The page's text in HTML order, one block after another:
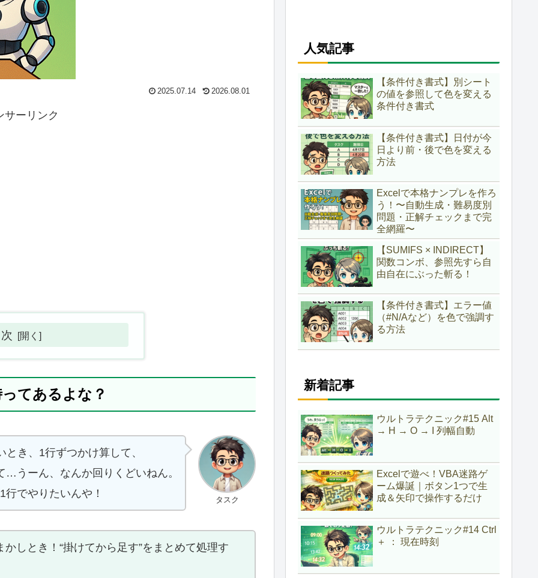
2025.07.14 2026.08.01
サーリンク
てあるよな？
タスク
き、1行ずつかけ算して、
うーん、なんか回りくどいねん。
行でやりたいんや！
しとき！“掛けてから足す”をまとめて処理す
人気記事
【条件付き書式】別シート
の値を参照して色を変える
条件付き書式
【条件付き書式】日付が今
日より前・後で色を変える
方法
Excelで本格ナンプレを作ろ
う！〜自動生成・難易度別
問題・正解チェックまで完
全網羅〜
【SUMIFS × INDIRECT】
関数コンボ、参照先すら自
由自在にぶった斬る！
【条件付き書式】エラー値
（#N/Aなど）を色で強調す
る方法
新着記事
ウルトラテクニック#15 Alt
→ H → O → I 列幅自動
Excelで遊べ！VBA迷路ゲ
ーム爆誕｜ボタン1つで生
成＆矢印で操作するだけ
ウルトラテクニック#14 Ctrl
＋ ： 現在時刻